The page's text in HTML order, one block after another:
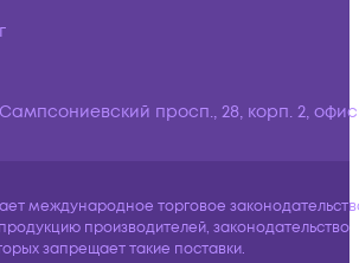
просп., 28, корп. 2,
международное торговое
производителей, законодательство
запрещает такие поставки.